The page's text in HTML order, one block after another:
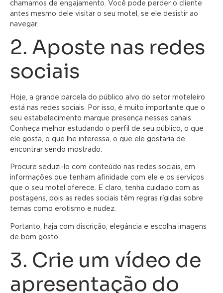
chamamos de engajamento. Você pode perder o cliente
antes mesmo dele visitar o seu motel, se ele desistir ao
navegar.
2. Aposte nas redes
sociais
Hoje, a grande parcela do público alvo do setor moteleiro
está nas redes sociais. Por isso, é muito importante que o
seu estabelecimento marque presença nesses canais.
Conheça melhor estudando o perfil de seu público, o que
ele gosta, o que lhe interessa, o que ele gostaria de
encontrar sendo mostrado.
Procure seduzi-lo com conteúdo nas redes sociais, em
informações que tenham afinidade com ele e os serviços
que o seu motel oferece. E claro, tenha cuidado com as
postagens, pois as redes sociais têm regras rígidas sobre
temas como erotismo e nudez.
Portanto, haja com discrição, elegância e escolha imagens
de bom gosto.
3. Crie um vídeo de
apresentação do